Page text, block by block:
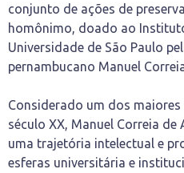
conjunto de ações de
homônimo, doado ao
Universidade de São Paulo
pernambucano Manuel
Considerado um dos
século XX, Manuel Correia de
uma trajetória intelectual e
esferas universitária e